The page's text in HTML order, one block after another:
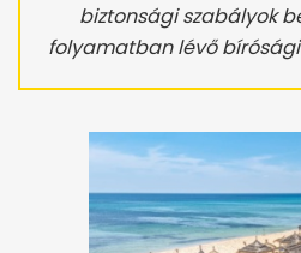
biztonsági szabályok
folyamatban lévő